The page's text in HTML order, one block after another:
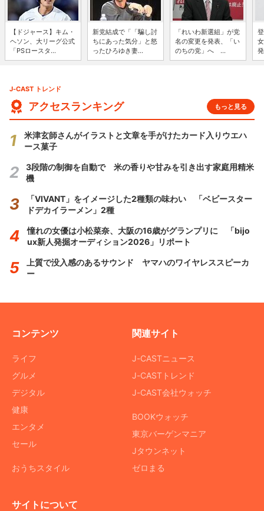
【ドジャース】キム・
ヘソン、大リーグ公式
「PSロースタ...
新党結成で「「騙し討
ちにあった気分」と怒
ったひろゆき妻...
「れいわ新選組」が党
名の変更を発表、「い
のちの党」へ ...
J-CAST トレンド
アクセスランキング もっと見る
米津玄師さんがイラストと文章を手がけたカード入りウエハ
ース菓子
3段階の制御を自動で 米の香りや甘みを引き出す家庭用精米
機
「VIVANT」をイメージした2種類の味わい 「ベビースター
ドデカイラーメン」2種
憧れの女優は小松菜奈、大阪の16歳がグランプリに 「bijo
ux新人発掘オーディション2026」リポート
上質で没入感のあるサウンド ヤマハのワイヤレススピーカ
ー
コンテンツ
ライフ
グルメ
デジタル
健康
エンタメ
セール
おうちスタイル
関連サイト
J-CASTニュース
J-CASTトレンド
J-CAST会社ウォッチ
BOOKウォッチ
東京バーゲンマニア
Jタウンネット
ゼロまる
サイトについて